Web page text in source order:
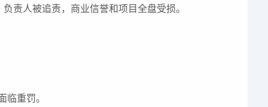
责人被追责，商业信誉和项目全盘受损。
重罚。